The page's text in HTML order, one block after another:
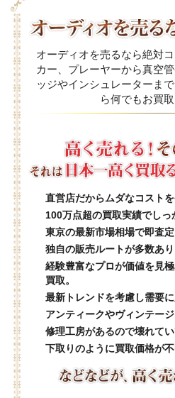
オーディオを売るなら絶対
カー、プレーヤーから真空
ッジやインシュレーターま
ら何でもお買取
直営店だからムダなコスト
100万点超の買取実績でしっ
東京の最新市場相場で即査定
独自の販売ルートが多数あり
経験豊富なプロが価値を見
買取。
最新トレンドを考慮し需要に
アンティークやヴィンテー
修理工房があるので壊れてい
下取りのように買取価格が不